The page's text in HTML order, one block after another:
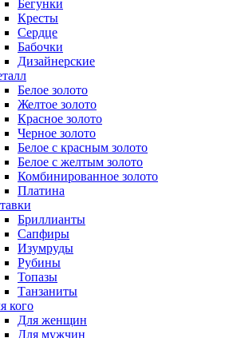
Бегунки
Кресты
Сердце
Бабочки
Дизайнерские
Белое золото
Желтое золото
Красное золото
Черное золото
Белое с красным золото
Белое с желтым золото
Комбинированное золото
Платина
Бриллианты
Сапфиры
Изумруды
Рубины
Топазы
Танзаниты
кого
Для женщин
Для мужчин